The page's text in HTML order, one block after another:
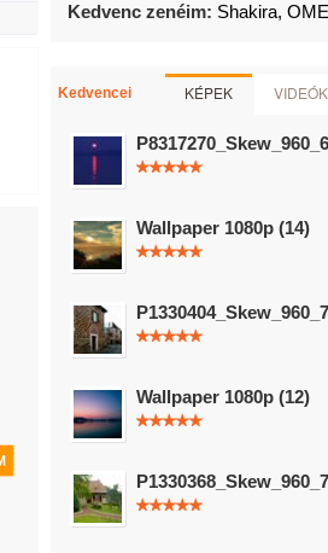
Kedvenc zenéim: Shakira,
Kedvencei KÉPEK VIDEÓK
Wallpaper 1080p (14)
Wallpaper 1080p (12)